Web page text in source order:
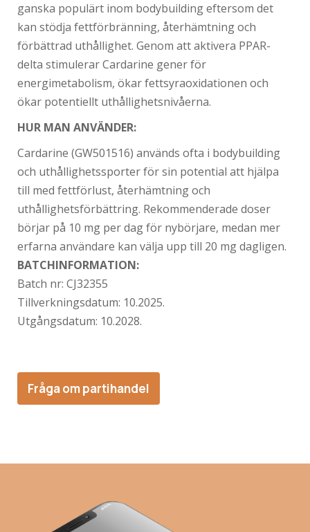
ganska populärt inom bodybuilding eftersom det
kan stödja fettförbränning, återhämtning och
förbättrad uthållighet. Genom att aktivera PPAR-
delta stimulerar Cardarine gener för
energimetabolism, ökar fettsyraoxidationen och
ökar potentiellt uthållighetsnivåerna.
HUR MAN ANVÄNDER:
Cardarine (GW501516) används ofta i bodybuilding
och uthållighetssporter för sin potential att hjälpa
till med fettförlust, återhämtning och
uthållighetsförbättring. Rekommenderade doser
börjar på 10 mg per dag för nybörjare, medan mer
erfarna användare kan välja upp till 20 mg dagligen.
BATCHINFORMATION:
Batch nr: CJ32355
Tillverkningsdatum: 10.2025.
Utgångsdatum: 10.2028.
Fråga om partihandel